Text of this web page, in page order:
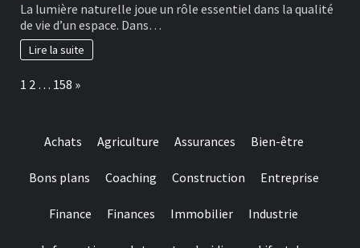
La lumière naturelle joue un rôle essentiel dans la qualité
de vie d’un espace. Dans…
Lire la suite
Page:
1 2 … 158 Next
»
Achats Agriculture Assurances Bien-être
Bons plans Coaching Construction Entreprise
Finance Finances Immobilier Industrie